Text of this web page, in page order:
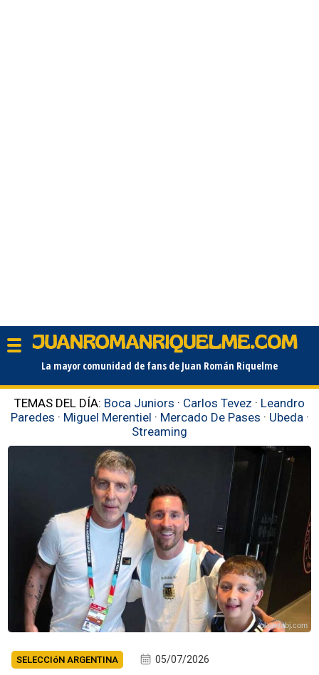
La mayor comunidad de fans de Juan Román Riquelme
TEMAS DEL DÍA: Boca Juniors · Carlos Tevez · Leandro
Paredes · Miguel Merentiel · Mercado De Pases · Ubeda ·
Streaming
planetabj.com
SELECCIóN ARGENTINA 05/07/2026